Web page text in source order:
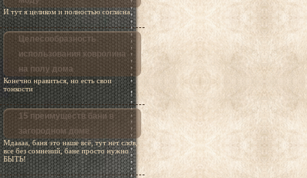
И тут я целиком и полностью согласна
Целесообразность
использования ковролина
на полу дома
Конечно нравиться, но есть свои
тонкости
15 преимуществ бани в
загородном доме
Мдаааа, баня это наше всё, тут нет слов,
все без сомнений, бане просто нужно
БЫТЬ!